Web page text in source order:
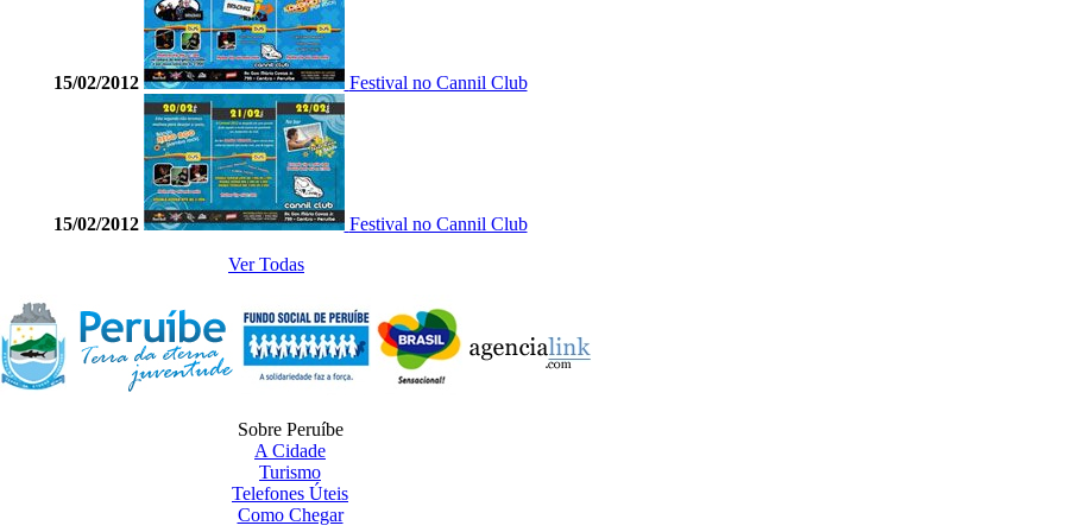
15/02/2012 Festival no Cannil Club
15/02/2012
Festival no Cannil Club
Ver Todas
Sobre Peruíbe
A Cidade
Turismo
Telefones Úteis
Como Chegar